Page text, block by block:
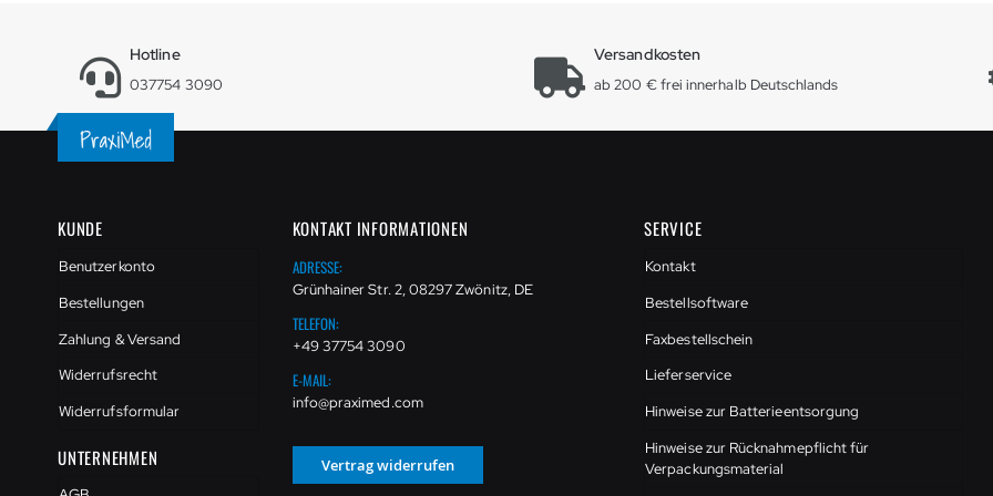
Hotline
037754 3090
Versandkosten
ab 200 € frei innerhalb Deutschlands
KUNDE
Benutzerkonto
Bestellungen
Zahlung & Versand
Widerrufsrecht
Widerrufsformular
UNTERNEHMEN
KONTAKT INFORMATIONEN
ADRESSE:
Grünhainer Str. 2, 08297 Zwönitz, DE
TELEFON:
+49 37754 3090
E-MAIL:
info@praximed.com
Vertrag widerrufen
SERVICE
Kontakt
Bestellsoftware
Faxbestellschein
Lieferservice
Hinweise zur Batterieentsorgung
Hinweise zur Rücknahmepflicht für
Verpackungsmaterial